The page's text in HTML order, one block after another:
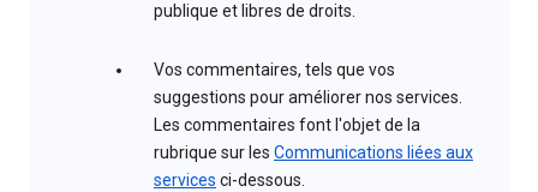
publique et libres de droits.
Vos commentaires, tels que vos
suggestions pour améliorer nos services.
Les commentaires font l'objet de la
rubrique sur les Communications liées aux
services ci-dessous.